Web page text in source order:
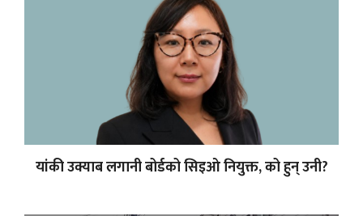
यांकी उक्याब लगानी बोर्डको सिइओ नियुक्त, को हुन् उनी?